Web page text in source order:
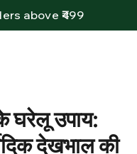
above ₹499
उपाय:
देखभाल की